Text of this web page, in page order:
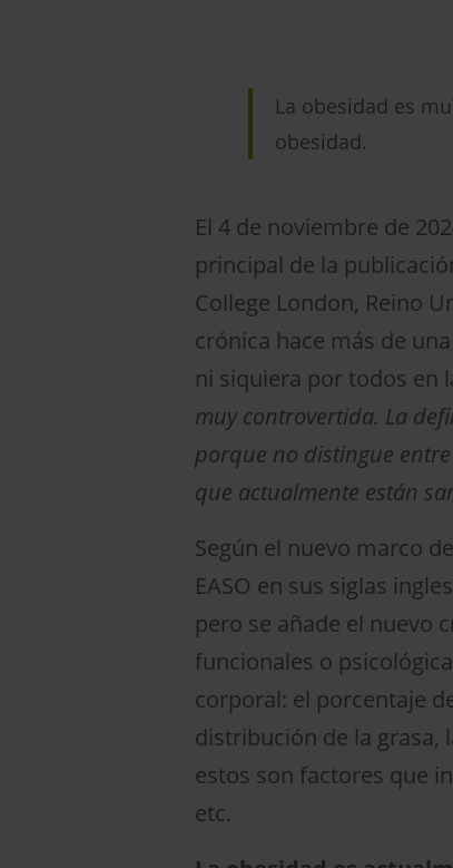
La obesidad es
obesidad.
El 4 de noviembre de
principal de la
College London, Reino
crónica hace más de
ni siquiera por todos en
muy controvertida. La
porque no distingue
que actualmente están
Según el nuevo marco
EASO en sus siglas
pero se añade el nuevo
funcionales o
corporal: el porcentaje
distribución de la grasa,
estos son factores que
etc.